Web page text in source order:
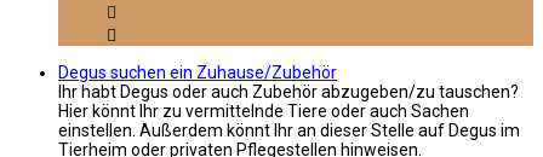
Degus suchen ein Zuhause/Zubehör
Ihr habt Degus oder auch Zubehör abzugeben/zu tauschen?
Hier könnt Ihr zu vermittelnde Tiere oder auch Sachen
einstellen. Außerdem könnt Ihr an dieser Stelle auf Degus im
Tierheim oder privaten Pflegestellen hinweisen.